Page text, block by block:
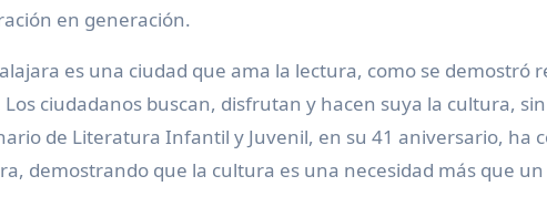
en generación.
es una ciudad que ama la lectura, como se demostró
Los ciudadanos buscan, disfrutan y hacen suya la cultura,
de Literatura Infantil y Juvenil, en su 41 aniversario, ha
demostrando que la cultura es una necesidad más que